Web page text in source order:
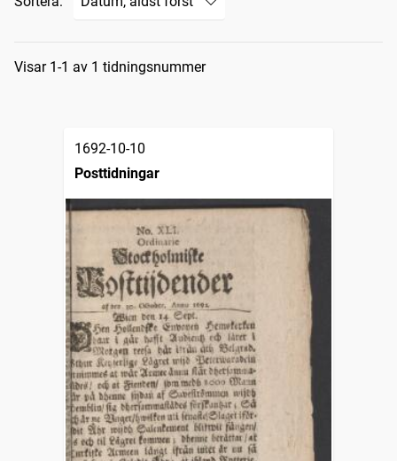
Sökresultat
Visar 1-1 av 1 tidningsnummer
1692-10-10
Posttidningar